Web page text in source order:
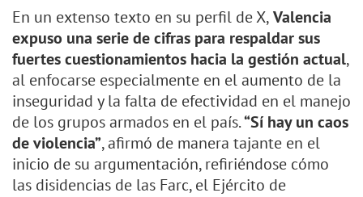
En un extenso texto en su perfil de X,Valencia
expuso una serie de cifras para respaldar sus
fuertes cuestionamientos hacia la gestión actual,
al enfocarse especialmente en el aumento de la
inseguridad y la falta de efectividad en el manejo
de los grupos armados en el país.“Sí hay un caos
de violencia”, afirmó de manera tajante en el
inicio de su argumentación, refiriéndose cómo
las disidencias de las Farc, el Ejército de